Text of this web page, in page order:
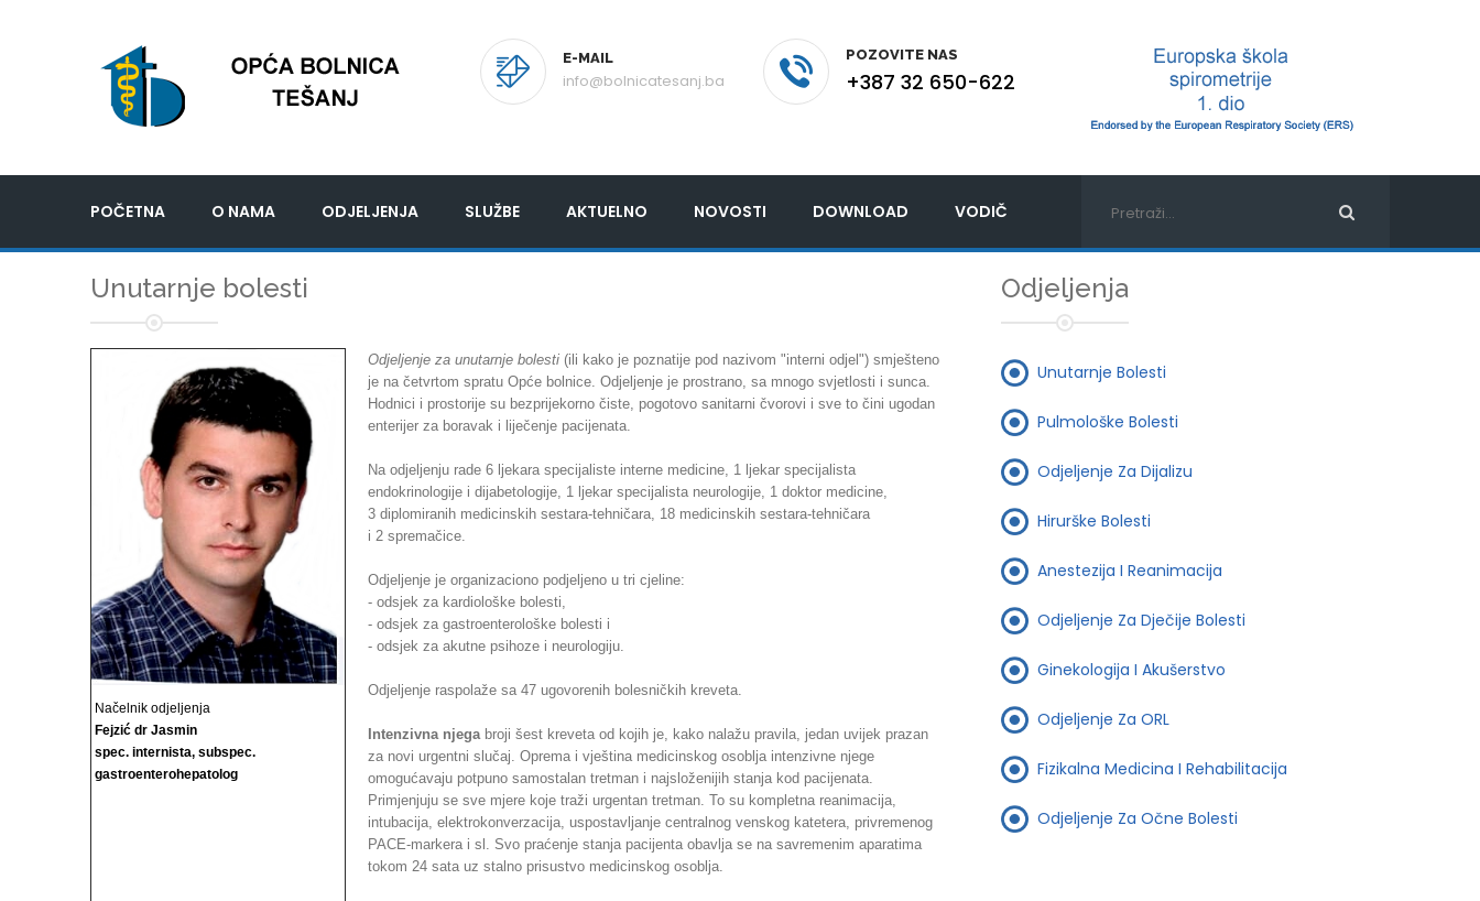
E-MAIL
info@bolnicatesanj.ba
POZOVITE NAS
+387 32 650-622
POČETNA O NAMA ODJELJENJA SLUŽBE AKTUELNO NOVOSTI DOWNLOAD VODIČ
Unutarnje bolesti
Načelnik odjeljenja
Fejzić dr Jasmin
spec. internista, subspec.
gastroenterohepatolog
Odjeljenje za unutarnje bolesti (ili kako je poznatije pod nazivom "interni odjel") smješteno
je na četvrtom spratu Opće bolnice. Odjeljenje je prostrano, sa mnogo svjetlosti i sunca.
Hodnici i prostorije su bezprijekorno čiste, pogotovo sanitarni čvorovi i sve to čini ugodan
enterijer za boravak i liječenje pacijenata.
Na odjeljenju rade 6 ljekara specijaliste interne medicine, 1 ljekar specijalista
endokrinologije i dijabetologije, 1 ljekar specijalista neurologije, 1 doktor medicine,
3 diplomiranih medicinskih sestara-tehničara, 18 medicinskih sestara-tehničara
i 2 spremačice.
Odjeljenje je organizaciono podjeljeno u tri cjeline:
- odsjek za kardiološke bolesti,
- odsjek za gastroenterološke bolesti i
- odsjek za akutne psihoze i neurologiju.
Odjeljenje raspolaže sa 47 ugovorenih bolesničkih kreveta.
Intenzivna njegabroji šest kreveta od kojih je, kako nalažu pravila, jedan uvijek prazan
za novi urgentni slučaj. Oprema i vještina medicinskog osoblja intenzivne njege
omogućavaju potpuno samostalan tretman i najsloženijih stanja kod pacijenata.
Primjenjuju se sve mjere koje traži urgentan tretman. To su kompletna reanimacija,
intubacija, elektrokonverzacija, uspostavljanje centralnog venskog katetera, privremenog
PACE-markera i sl. Svo praćenje stanja pacijenta obavlja se na savremenim aparatima
tokom 24 sata uz stalno prisustvo medicinskog osoblja.
Odjeljenja
Unutarnje Bolesti
Pulmološke Bolesti
Odjeljenje Za Dijalizu
Hirurške Bolesti
Anestezija I Reanimacija
Odjeljenje Za Dječije Bolesti
Ginekologija I Akušerstvo
Odjeljenje Za ORL
Fizikalna Medicina I Rehabilitacija
Odjeljenje Za Očne Bolesti